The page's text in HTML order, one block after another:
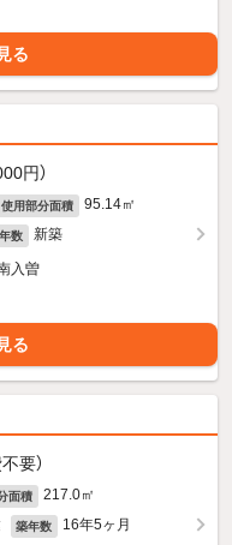
る
円）
使用部分面積 95.14㎡
数 新築
入曽
る
要）
面積 217.0㎡
築年数 16年5ヶ月